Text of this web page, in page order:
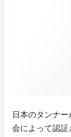
日本のタンナ
会によって認